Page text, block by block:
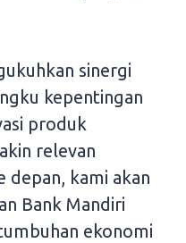
sinergi
kepentingan
produk
relevan
depan, kami akan
Bank Mandiri
ekonomi